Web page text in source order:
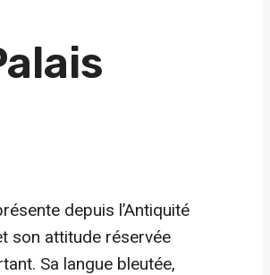
depuis l’Antiquité
son attitude réservée
Sa langue bleutée,